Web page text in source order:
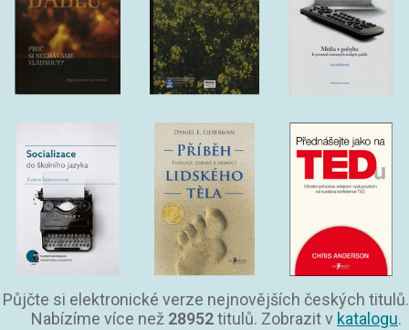
Půjčte si elektronické verze nejnovějších českých titulů.
Nabízíme více než 28952titulů. Zobrazit v katalogu.